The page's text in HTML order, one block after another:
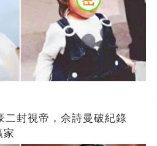
二封視帝，佘詩曼破紀錄
家